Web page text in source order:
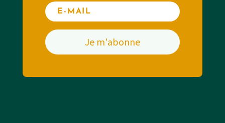
Je m'abonne